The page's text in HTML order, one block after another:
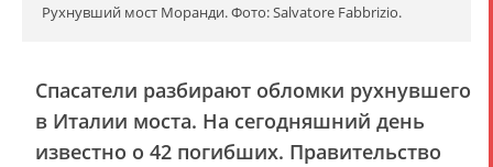
Рухнувший мост Моранди. Фото: Salvatore Fabbrizio.
Спасатели разбирают обломки рухнувшего
в Италии моста. На сегодняшний день
известно о 42 погибших. Правительство